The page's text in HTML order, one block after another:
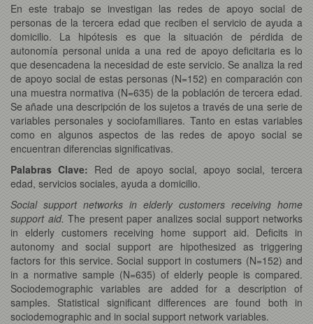
En este trabajo se investigan las redes de apoyo social de
personas de la tercera edad que reciben el servicio de ayuda a
domicilio. La hipótesis es que la situación de pérdida de
autonomía personal unida a una red de apoyo deficitaria es lo
que desencadena la necesidad de este servicio. Se analiza la red
de apoyo social de estas personas (N=152) en comparación con
una muestra normativa (N=635) de la población de tercera edad.
Se añade una descripción de los sujetos a través de una serie de
variables personales y sociofamiliares. Tanto en estas variables
como en algunos aspectos de las redes de apoyo social se
encuentran diferencias significativas.
Palabras Clave: Red de apoyo social, apoyo social, tercera
edad, servicios sociales, ayuda a domicilio.
Social support networks in elderly customers receiving home
support aid. The present paper analizes social support networks
in elderly customers receiving home support aid. Deficits in
autonomy and social support are hipothesized as triggering
factors for this service. Social support in costumers (N=152) and
in a normative sample (N=635) of elderly people is compared.
Sociodemographic variables are added for a description of
samples. Statistical significant differences are found both in
sociodemographic and in social support network variables.